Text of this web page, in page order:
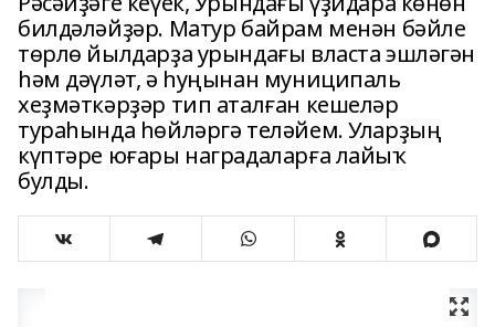
билдәләйҙәр. Матур байрам менән бәйле
төрлө йылдарҙа урындағы власта эшләгән
һәм дәүләт, ә һуңынан муниципаль
хеҙмәткәрҙәр тип аталған кешеләр
тураһында һөйләргә теләйем. Уларҙың
күптәре юғары наградаларға лайыҡ
булды.